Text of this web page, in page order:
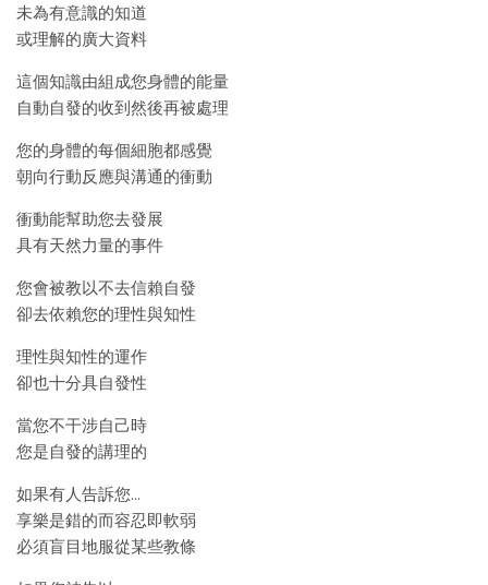
未為有意識的知道
或理解的廣大資料
這個知識由組成您身體的能量
自動自發的收到然後再被處理
您的身體的每個細胞都感覺
朝向行動反應與溝通的衝動
衝動能幫助您去發展
具有天然力量的事件
您會被教以不去信賴自發
卻去依賴您的理性與知性
理性與知性的運作
卻也十分具自發性
當您不干涉自己時
您是自發的講理的
如果有人告訴您…
享樂是錯的而容忍即軟弱
必須盲目地服從某些教條